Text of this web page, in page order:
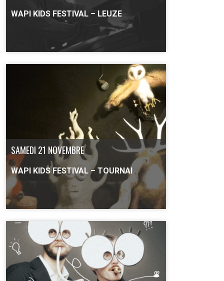
WAPI KIDS FESTIVAL – LEUZE
SAMEDI 21 NOVEMBRE
WAPI KIDS FESTIVAL – TOURNAI
PLUS D'INFO